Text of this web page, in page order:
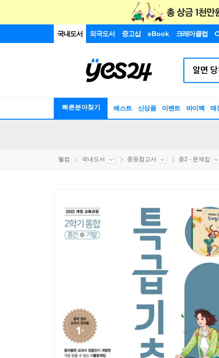
국내도서 외국도서 중고샵 eBook 크레마클럽
빠른분야찾기 베스트 신상품 이벤트 바이백 매
웰컴 국내도서 중등참고서 중2 - 문제집